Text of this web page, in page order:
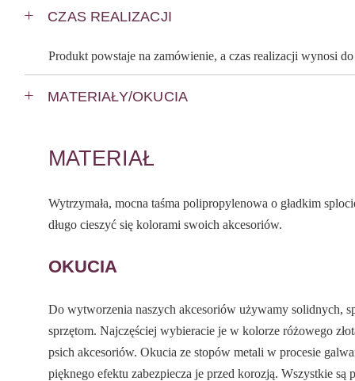
CZAS REALIZACJI
Produkt powstaje na zamówienie, a czas realizacji wynosi
MATERIAŁY/OKUCIA
MATERIAŁ
Wytrzymała, mocna taśma polipropylenowa o gładkim
długo cieszyć się kolorami swoich akcesoriów.
OKUCIA
Do wytworzenia naszych akcesoriów używamy solidnych,
sprzętom. Najczęściej wybieracie je w kolorze różowego
psich akcesoriów. Okucia ze stopów metali w procesie
pięknego efektu zabezpiecza je przed korozją. Wszystkie